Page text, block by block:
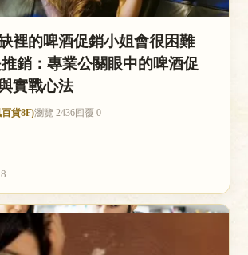
裡的啤酒促銷小姐會很困難
銷：專業公關眼中的啤酒促
實戰心法
貨8F)瀏覽 2436回覆 0